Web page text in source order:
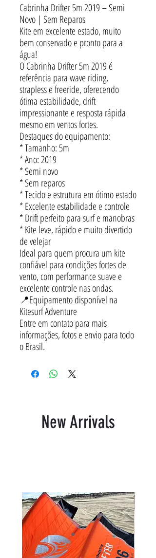
Cabrinha Drifter 5m 2019 – Semi
Novo | Sem Reparos
Kite em excelente estado, muito
bem conservado e pronto para a
água!
O Cabrinha Drifter 5m 2019 é
referência para wave riding,
strapless e freeride, oferecendo
ótima estabilidade, drift
impressionante e resposta rápida
mesmo em ventos fortes.
Destaques do equipamento:
* Tamanho: 5m
* Ano: 2019
* Semi novo
* Sem reparos
* Tecido e estrutura em ótimo estado
* Excelente estabilidade e controle
* Drift perfeito para surf e manobras
* Kite leve, rápido e muito divertido
de velejar
Ideal para quem procura um kite
confiável para condições fortes de
vento, com performance suave e
excelente controle nas ondas.
📍Equipamento disponível na
Kitesurf Adventure
Entre em contato para mais
informações, fotos e envio para todo
o Brasil.
New Arrivals